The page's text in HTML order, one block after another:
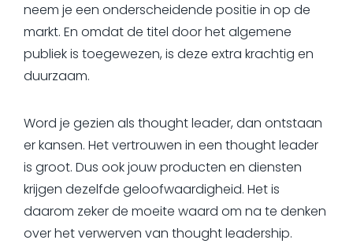
neem je een onderscheidende positie in op de
markt. En omdat de titel door het algemene
publiek is toegewezen, is deze extra krachtig en
duurzaam.
Word je gezien als thought leader, dan ontstaan
er kansen. Het vertrouwen in een thought leader
is groot. Dus ook jouw producten en diensten
krijgen dezelfde geloofwaardigheid. Het is
daarom zeker de moeite waard om na te denken
over het verwerven van thought leadership.